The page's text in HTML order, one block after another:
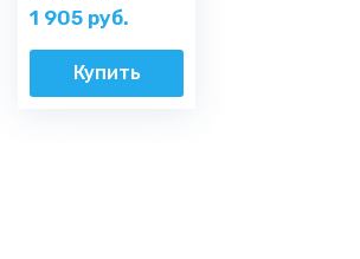
1 905 руб.
Купить